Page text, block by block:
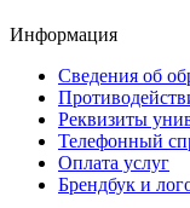
Информация
Сведения об
Реквизиты
Телефонный
Оплата услуг
Брендбук и